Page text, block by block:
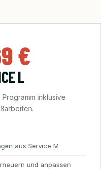
€
L
Programm inklusive
aus Service M
und anpassen